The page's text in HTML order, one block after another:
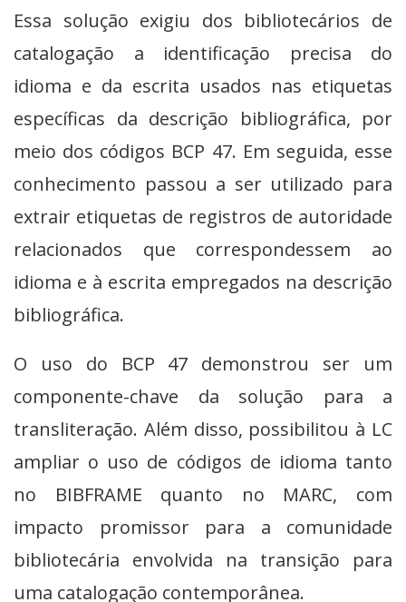
Essa solução exigiu dos bibliotecários de
catalogação a identificação precisa do
idioma e da escrita usados nas etiquetas
específicas da descrição bibliográfica, por
meio dos códigos BCP 47. Em seguida, esse
conhecimento passou a ser utilizado para
extrair etiquetas de registros de autoridade
relacionados que correspondessem ao
idioma e à escrita empregados na descrição
bibliográfica.
O uso do BCP 47 demonstrou ser um
componente-chave da solução para a
transliteração. Além disso, possibilitou à LC
ampliar o uso de códigos de idioma tanto
no BIBFRAME quanto no MARC, com
impacto promissor para a comunidade
bibliotecária envolvida na transição para
uma catalogação contemporânea.